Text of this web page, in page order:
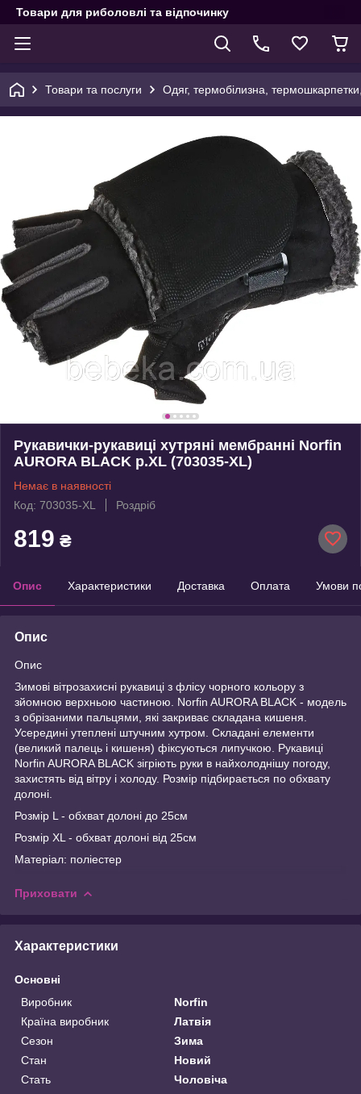
Товари для риболовлі та відпочинку
Товари та послуги Одяг, термобілизна,
Рукавички-рукавиці хутряні мембранні Norfin
AURORA BLACK р.XL (703035-XL)
Немає в наявності
Код: 703035-XL
Роздріб
819 ₴
Опис Характеристики Доставка Оплата Умови
Опис
Опис
Зимові вітрозахисні рукавиці з флісу чорного кольору з
зйомною верхньою частиною. Norfin AURORA BLACK - модель
з обрізаними пальцями, які закриває складана кишеня.
Усередині утеплені штучним хутром. Складані елементи
(великий палець і кишеня) фіксуються липучкою. Рукавиці
Norfin AURORA BLACK зігріють руки в найхолоднішу погоду,
захистять від вітру і холоду. Розмір підбирається по обхвату
долоні.
Розмір L - обхват долоні до 25см
Розмір XL - обхват долоні від 25см
Матеріал: поліестер
Приховати
Характеристики
Основні
Виробник
Norfin
Країна виробник
Латвія
Сезон
Зима
Стан
Новий
Стать
Чоловіча